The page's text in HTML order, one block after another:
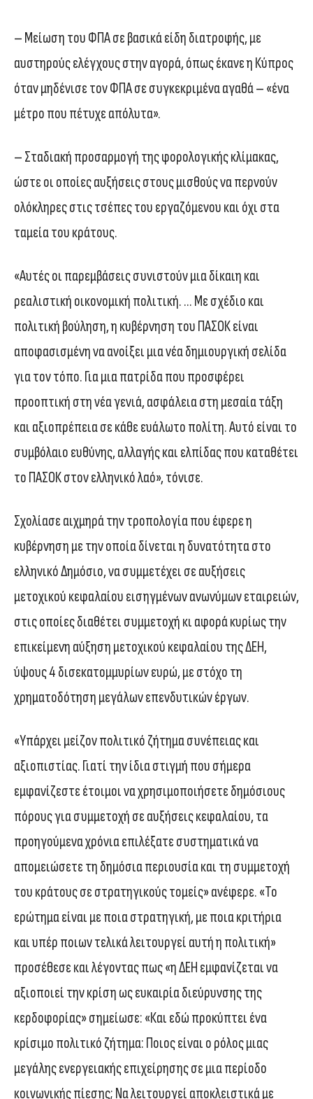
– Μείωση του ΦΠΑ σε βασικά είδη διατροφής, με
αυστηρούς ελέγχους στην αγορά, όπως έκανε η Κύπρος
όταν μηδένισε τον ΦΠΑ σε συγκεκριμένα αγαθά – «ένα
μέτρο που πέτυχε απόλυτα».
– Σταδιακή προσαρμογή της φορολογικής κλίμακας,
ώστε οι οποίες αυξήσεις στους μισθούς να περνούν
ολόκληρες στις τσέπες του εργαζόμενου και όχι στα
ταμεία του κράτους.
«Αυτές οι παρεμβάσεις συνιστούν μια δίκαιη και
ρεαλιστική οικονομική πολιτική. … Με σχέδιο και
πολιτική βούληση, η κυβέρνηση του ΠΑΣΟΚ είναι
αποφασισμένη να ανοίξει μια νέα δημιουργική σελίδα
για τον τόπο. Για μια πατρίδα που προσφέρει
προοπτική στη νέα γενιά, ασφάλεια στη μεσαία τάξη
και αξιοπρέπεια σε κάθε ευάλωτο πολίτη. Αυτό είναι το
συμβόλαιο ευθύνης, αλλαγής και ελπίδας που καταθέτει
το ΠΑΣΟΚ στον ελληνικό λαό», τόνισε.
Σχολίασε αιχμηρά την τροπολογία που έφερε η
κυβέρνηση με την οποία δίνεται η δυνατότητα στο
ελληνικό Δημόσιο, να συμμετέχει σε αυξήσεις
μετοχικού κεφαλαίου εισηγμένων ανωνύμων εταιρειών,
στις οποίες διαθέτει συμμετοχή κι αφορά κυρίως την
επικείμενη αύξηση μετοχικού κεφαλαίου της ΔΕΗ,
ύψους 4 δισεκατομμυρίων ευρώ, με στόχο τη
χρηματοδότηση μεγάλων επενδυτικών έργων.
«Υπάρχει μείζον πολιτικό ζήτημα συνέπειας και
αξιοπιστίας. Γιατί την ίδια στιγμή που σήμερα
εμφανίζεστε έτοιμοι να χρησιμοποιήσετε δημόσιους
πόρους για συμμετοχή σε αυξήσεις κεφαλαίου, τα
προηγούμενα χρόνια επιλέξατε συστηματικά να
απομειώσετε τη δημόσια περιουσία και τη συμμετοχή
του κράτους σε στρατηγικούς τομείς» ανέφερε. «Το
ερώτημα είναι με ποια στρατηγική, με ποια κριτήρια
και υπέρ ποιων τελικά λειτουργεί αυτή η πολιτική»
προσέθεσε και λέγοντας πως «η ΔΕΗ εμφανίζεται να
αξιοποιεί την κρίση ως ευκαιρία διεύρυνσης της
κερδοφορίας» σημείωσε: «Και εδώ προκύπτει ένα
κρίσιμο πολιτικό ζήτημα: Ποιος είναι ο ρόλος μιας
μεγάλης ενεργειακής επιχείρησης σε μια περίοδο
κοινωνικής πίεσης; Να λειτουργεί αποκλειστικά με